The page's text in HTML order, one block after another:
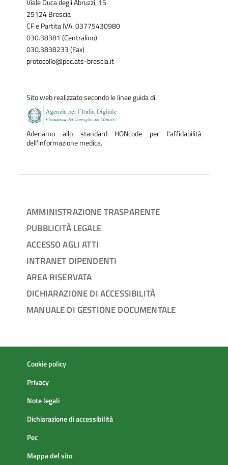
Viale Duca degli Abruzzi, 15
25124 Brescia
CF e Partita IVA: 03775430980
030.38381 (Centralino)
030.3838233 (Fax)
protocollo@pec.ats-brescia.it
Sito web realizzato secondo le linee guida di:
Aderiamo allo standard HONcode per l'affidabilità
dell'informazione medica.
AMMINISTRAZIONE TRASPARENTE
PUBBLICITÀ LEGALE
ACCESSO AGLI ATTI
INTRANET DIPENDENTI
AREA RISERVATA
DICHIARAZIONE DI ACCESSIBILITÀ
MANUALE DI GESTIONE DOCUMENTALE
Cookie policy
Privacy
Note legali
Dichiarazione di accessibilità
Pec
Mappa del sito